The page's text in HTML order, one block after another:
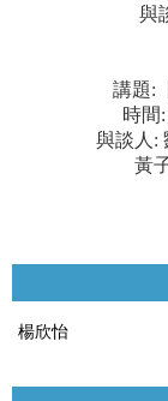
與
講題:
時間
與談人 :
黃
楊欣怡